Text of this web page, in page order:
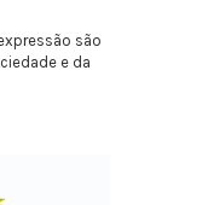
são
e da